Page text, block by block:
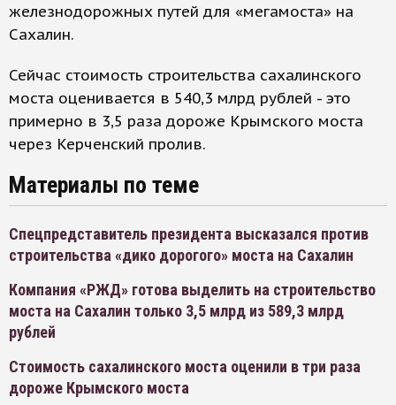
железнодорожных путей для «мегамоста» на
Сахалин.
Сейчас стоимость строительства сахалинского
моста оценивается в 540,3 млрд рублей - это
примерно в 3,5 раза дороже Крымского моста
через Керченский пролив.
Материалы по теме
Спецпредставитель президента высказался против
строительства «дико дорогого» моста на Сахалин
Компания «РЖД» готова выделить на строительство
моста на Сахалин только 3,5 млрд из 589,3 млрд
рублей
Стоимость сахалинского моста оценили в три раза
дороже Крымского моста